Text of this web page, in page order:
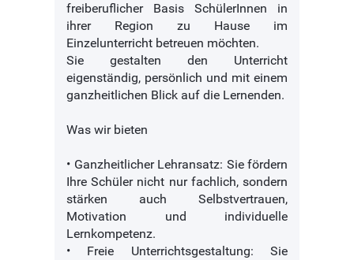
freiberuflicher Basis SchülerInnen in
ihrer Region zu Hause im
Einzelunterricht betreuen möchten.
Sie gestalten den Unterricht
eigenständig, persönlich und mit einem
ganzheitlichen Blick auf die Lernenden.
Was wir bieten
• Ganzheitlicher Lehransatz: Sie fördern
Ihre Schüler nicht nur fachlich, sondern
stärken auch Selbstvertrauen,
Motivation und individuelle
Lernkompetenz.
• Freie Unterrichtsgestaltung: Sie